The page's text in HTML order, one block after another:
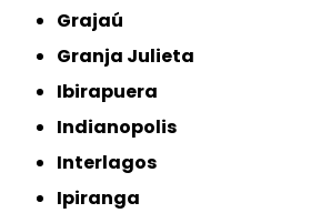
Grajaú
Granja Julieta
Ibirapuera
Indianopolis
Interlagos
Ipiranga